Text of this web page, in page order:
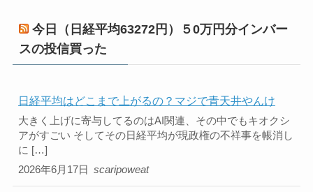
今日（日経平均63272円）５0万円分インバー
スの投信買った
日経平均はどこまで上がるの？マジで青天井やんけ
2026年6月17日
大きく上げに寄与してるのはAI関連、その中でもキオクシ
アがすごい そしてその日経平均が現政権の不祥事を帳消し
に […]
scaripoweat